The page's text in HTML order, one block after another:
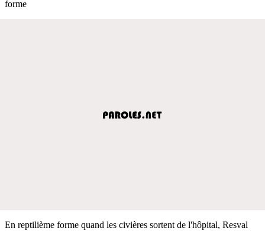
forme
En reptilième forme quand les civières sortent de l'hôpital, Resval